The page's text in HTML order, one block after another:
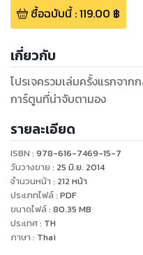
ซื้อฉบับนี้:119.00 ฿
เกี่ยวกับ
โปรเจครวมเล่มครั้งแรกจา
การ์ตูนที่น่าจับตามอง
รายละเอียด
ISBN : 978-616-7469-15-7
วันวางขาย : 25 มิ.ย. 2014
จำนวนหน้า : 212 หน้า
ประเภทไฟล์: PDF
ขนาดไฟล์: 80.35 MB
ประเทศ: TH
ภาษา : Thai